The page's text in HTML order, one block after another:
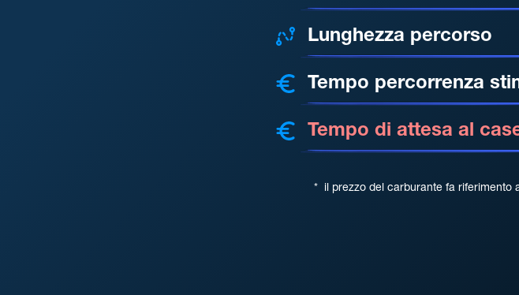
Lunghezza percorso
Tempo percorrenza
Tempo di attesa al
* il prezzo del carburante fa riferimento